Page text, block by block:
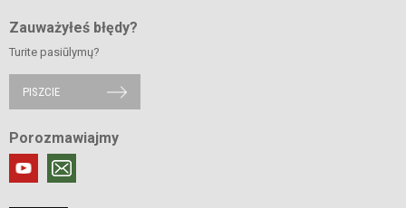
Zauważyłeś błędy?
Turite pasiūlymų?
PISZCIE
Porozmawiajmy